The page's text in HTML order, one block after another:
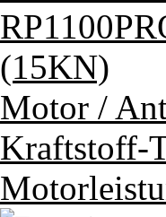
(15KN)
Motor /
Kraftstoff-